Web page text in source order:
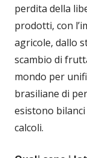
perdita della
prodotti, con
agricole, dallo
scambio di
mondo per
brasiliane di
esistono
calcoli.